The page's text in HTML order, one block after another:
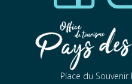
Place du Souvenir